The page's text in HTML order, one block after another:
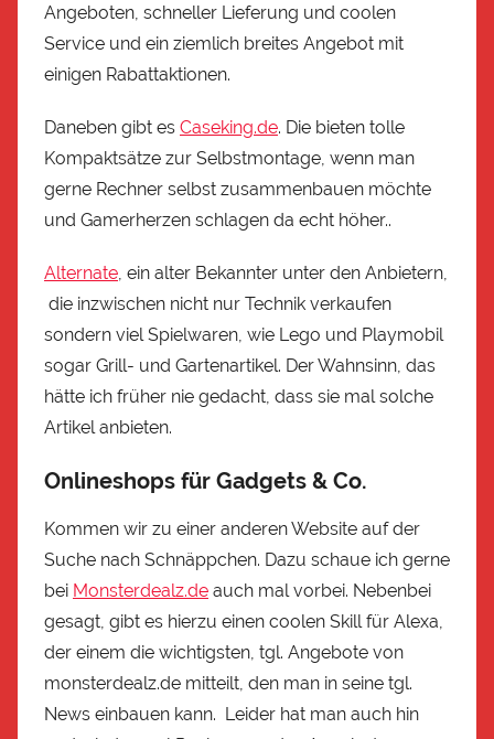
Angeboten, schneller Lieferung und coolen
Service und ein ziemlich breites Angebot mit
einigen Rabattaktionen.
Daneben gibt es Caseking.de. Die bieten tolle
Kompaktsätze zur Selbstmontage, wenn man
gerne Rechner selbst zusammenbauen möchte
und Gamerherzen schlagen da echt höher..
Alternate, ein alter Bekannter unter den Anbietern,
die inzwischen nicht nur Technik verkaufen
sondern viel Spielwaren, wie Lego und Playmobil
sogar Grill- und Gartenartikel. Der Wahnsinn, das
hätte ich früher nie gedacht, dass sie mal solche
Artikel anbieten.
Onlineshops für Gadgets & Co.
Kommen wir zu einer anderen Website auf der
Suche nach Schnäppchen. Dazu schaue ich gerne
bei Monsterdealz.de auch mal vorbei. Nebenbei
gesagt, gibt es hierzu einen coolen Skill für Alexa,
der einem die wichtigsten, tgl. Angebote von
monsterdealz.de mitteilt, den man in seine tgl.
News einbauen kann. Leider hat man auch hin